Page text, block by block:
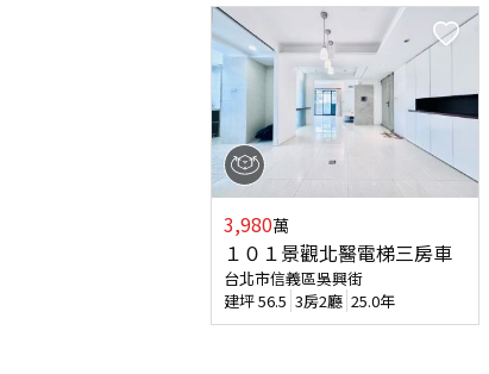
3,980萬
１０１景觀北醫電梯三房車
台北市信義區吳興街
建坪56.5 3房2廳 25.0年